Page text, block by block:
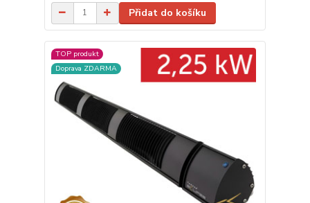
Přidat do košíku
TOP produkt
Doprava ZDARMA